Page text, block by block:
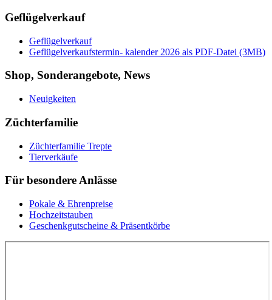
Geflügelverkauf
Geflügelverkauf
Geflügelverkaufstermin- kalender 2026 als PDF-Datei (3MB)
Shop, Sonderangebote, News
Neuigkeiten
Züchterfamilie
Züchterfamilie Trepte
Tierverkäufe
Für besondere Anlässe
Pokale & Ehrenpreise
Hochzeitstauben
Geschenkgutscheine & Präsentkörbe